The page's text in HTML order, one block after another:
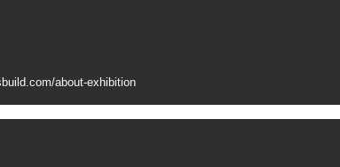
about-exhibition